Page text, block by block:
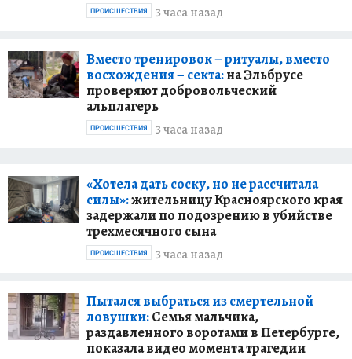
3 часа назад
ПРОИСШЕСТВИЯ
Вместо тренировок – ритуалы, вместо
восхождения – секта:на Эльбрусе
проверяют добровольческий
альплагерь
3 часа назад
ПРОИСШЕСТВИЯ
«Хотела дать соску, но не рассчитала
силы»:жительницу Красноярского края
задержали по подозрению в убийстве
трехмесячного сына
3 часа назад
ПРОИСШЕСТВИЯ
Пытался выбраться из смертельной
ловушки:Семья мальчика,
раздавленного воротами в Петербурге,
показала видео момента трагедии